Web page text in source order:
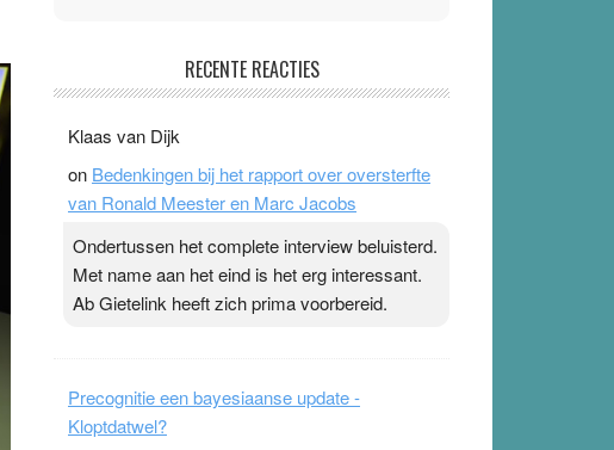
Ward van Beek
topsporters. Ze hopen ermee hun hartslag te
verlagen terwijl ze meer zuurstof opnemen.
Daarop heeft zo’n pleister geen effect. Maar het
zijn. Door…Lees meer Pleisterplakkers in de
topspsort › [...]
RECENTE REACTIES
Klaas van Dijk
on Bedenkingen bij het rapport over oversterfte
van Ronald Meester en Marc Jacobs
Ondertussen het complete interview beluisterd.
Met name aan het eind is het erg interessant.
Ab Gietelink heeft zich prima voorbereid.
Precognitie een bayesiaanse update -
Kloptdatwel?